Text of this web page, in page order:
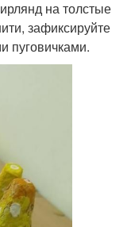
на толстые
зафиксируйте
пуговичками.